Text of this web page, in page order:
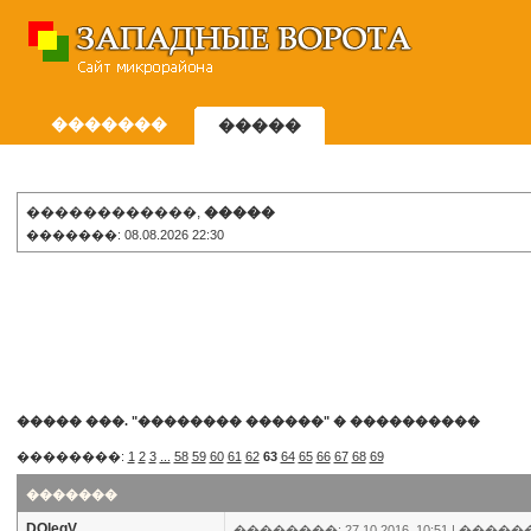
������� �����
������������, �����
�������: 08.08.2026 22:30
����� ���. "�������� ������"� ����������
��������: 1 2 3 58 59 60 61 62 63 64 65 66 67 68 69
�������